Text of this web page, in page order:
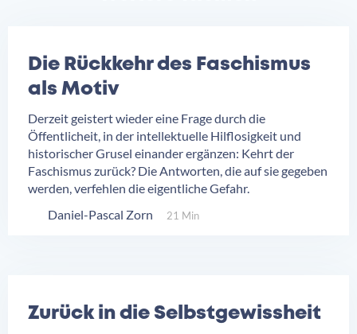
Die Rückkehr des Faschismus
als Motiv
Derzeit geistert wieder eine Frage durch die
Öffentlicheit, in der intellektuelle Hilflosigkeit und
historischer Grusel einander ergänzen: Kehrt der
Faschismus zurück? Die Antworten, die auf sie gegeben
werden, verfehlen die eigentliche Gefahr.
Daniel-Pascal Zorn
21 Min
Zurück in die Selbstgewissheit